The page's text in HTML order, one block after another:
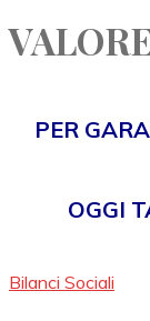
PER
OGGI
Bilanci Sociali